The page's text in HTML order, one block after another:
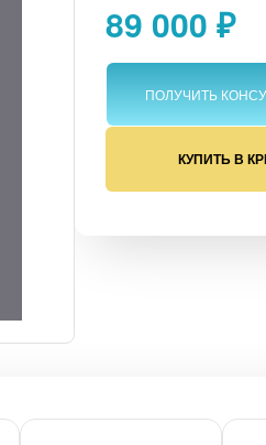
89 000 ₽
ПОЛУЧИТЬ
КУПИТЬ В